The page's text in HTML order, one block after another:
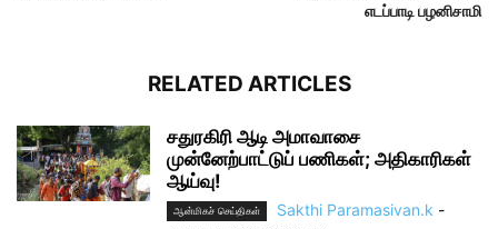
எடப்பாடி பழனிசாமி
RELATED ARTICLES
சதுரகிரி ஆடி அமாவாசை
முன்னேற்பாட்டுப் பணிகள்; அதிகாரிகள்
ஆய்வு!
ஆன்மிகச் செய்திகள் Sakthi Paramasivan.k -